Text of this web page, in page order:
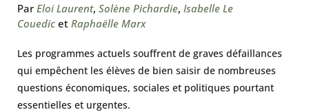
Par Eloi Laurent, Solène Pichardie, Isabelle Le
Couedic et Raphaëlle Marx
Les programmes actuels souffrent de graves défaillances
qui empêchent les élèves de bien saisir de nombreuses
questions économiques, sociales et politiques pourtant
essentielles et urgentes.